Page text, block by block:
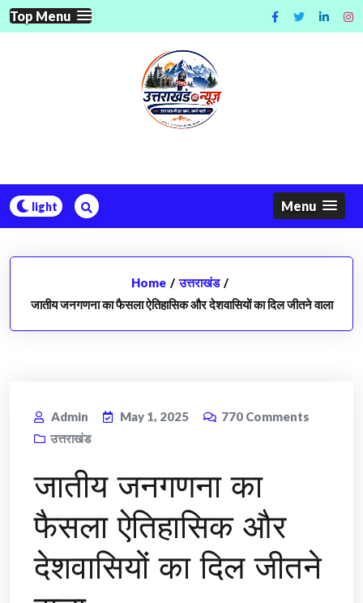
Skip
to
Top Menu
Menu
Home / उत्तराखंड /
जातीय जनगणना का फैसला ऐतिहासिक और देशवासियों का दिल जीतने वाला
Admin May 1, 2025 770 Comments
उत्तराखंड
जातीय जनगणना का
फैसला ऐतिहासिक और
देशवासियों का दिल जीतने